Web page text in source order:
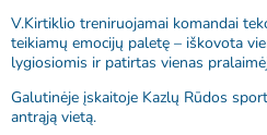
V.Kirtiklio treniruojamai komandai
teikiamų emocijų paletę – iškovota
lygiosiomis ir patirtas vienas
Galutinėje įskaitoje Kazlų Rūdos
antrąją vietą.